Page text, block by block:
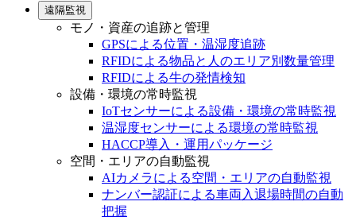
遠隔監視
モノ・資産の追跡と管理
GPSによる位置・温湿度追跡
RFIDによる物品と人のエリア別数量管理
RFIDによる牛の発情検知
設備・環境の常時監視
IoTセンサーによる設備・環境の常時監視
温湿度センサーによる環境の常時監視
HACCP導入・運用パッケージ
空間・エリアの自動監視
AIカメラによる空間・エリアの自動監視
ナンバー認証による車両入退場時間の自動
把握